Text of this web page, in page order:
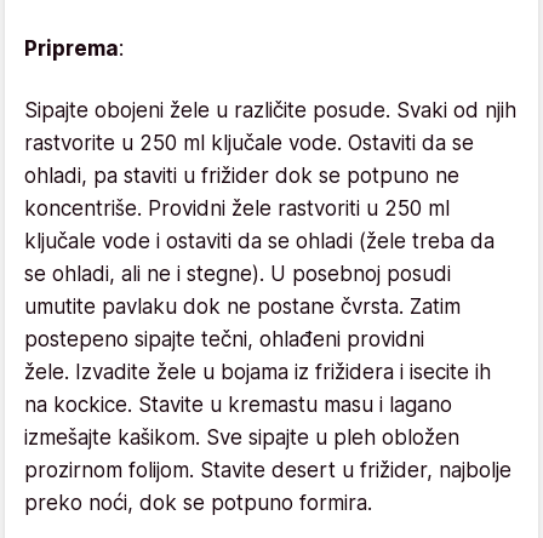
Priprema:
Sipajte obojeni žele u različite posude. Svaki od njih
rastvorite u 250 ml ključale vode. Ostaviti da se
ohladi, pa staviti u frižider dok se potpuno ne
koncentriše. Providni žele rastvoriti u 250 ml
ključale vode i ostaviti da se ohladi (žele treba da
se ohladi, ali ne i stegne). U posebnoj posudi
umutite pavlaku dok ne postane čvrsta. Zatim
postepeno sipajte tečni, ohlađeni providni
žele. Izvadite žele u bojama iz frižidera i isecite ih
na kockice. Stavite u kremastu masu i lagano
izmešajte kašikom. Sve sipajte u pleh obložen
prozirnom folijom. Stavite desert u frižider, najbolje
preko noći, dok se potpuno formira.